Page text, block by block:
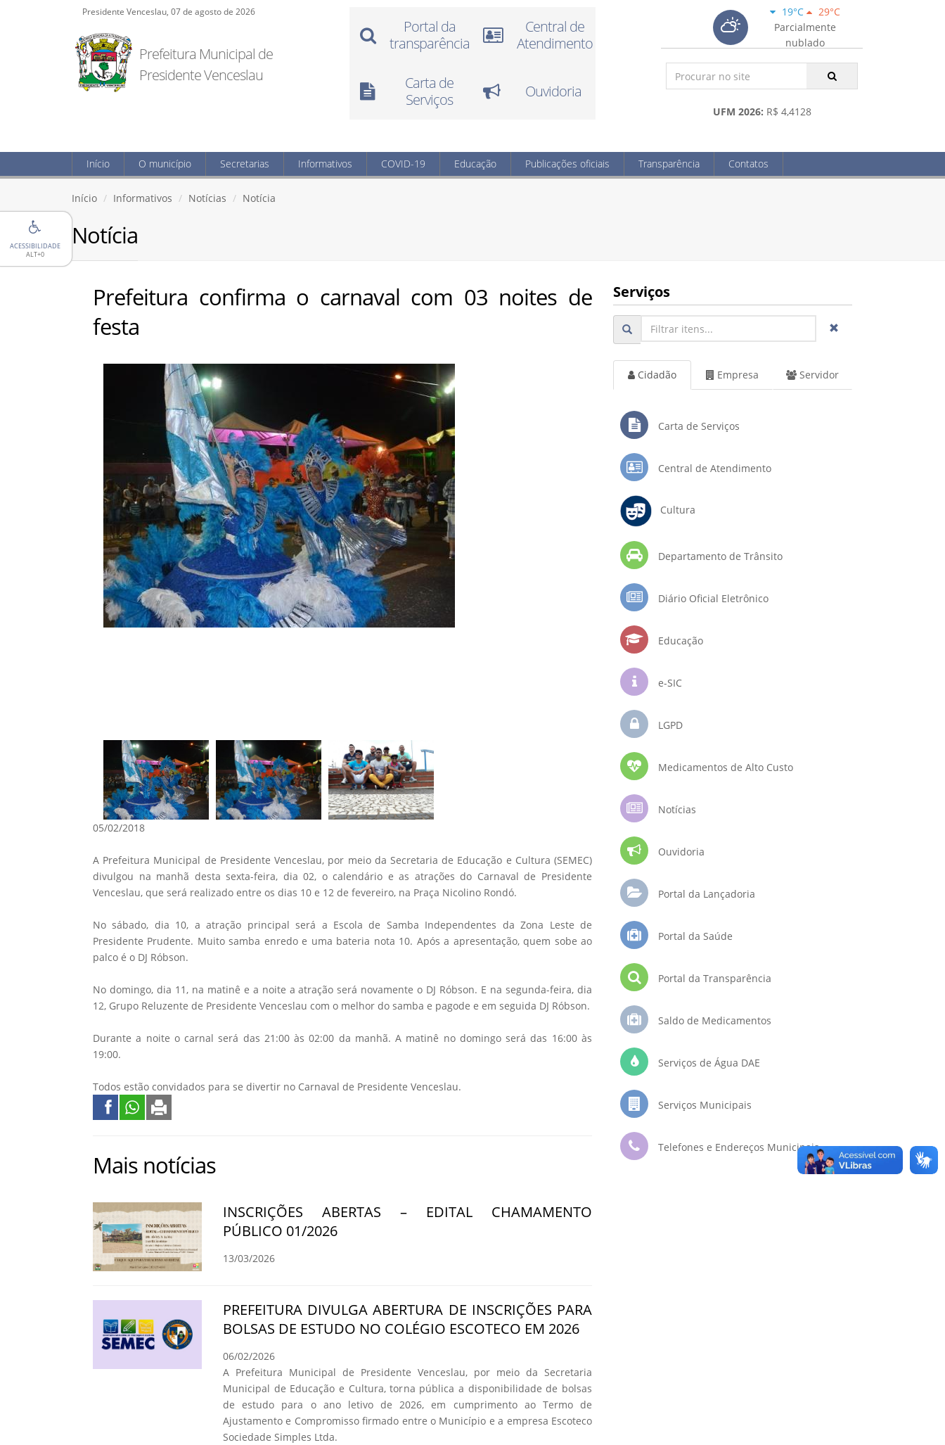
ACESSIBILIDADE
ALT+0
Presidente Venceslau, 07 de agosto de 2026
Prefeitura Municipal de
Presidente Venceslau
Portal da
transparência
Central de
Atendimento
Carta de
Serviços
Ouvidoria
19°C
29°C
Parcialmente
nublado
UFM 2026: R$ 4,4128
Início O município Secretarias Informativos COVID-19 Educação Publicações oficiais Transparência Contatos
Início Informativos Notícias Notícia
Notícia
Prefeitura confirma o carnaval com 03 noites de
festa
05/02/2018
A Prefeitura Municipal de Presidente Venceslau, por meio da Secretaria de Educação e Cultura (SEMEC)
divulgou na manhã desta sexta-feira, dia 02, o calendário e as atrações do Carnaval de Presidente
Venceslau, que será realizado entre os dias 10 e 12 de fevereiro, na Praça Nicolino Rondó.
No sábado, dia 10, a atração principal será a Escola de Samba Independentes da Zona Leste de
Presidente Prudente. Muito samba enredo e uma bateria nota 10. Após a apresentação, quem sobe ao
palco é o DJ Róbson.
No domingo, dia 11, na matinê e a noite a atração será novamente o DJ Róbson. E na segunda-feira, dia
12, Grupo Reluzente de Presidente Venceslau com o melhor do samba e pagode e em seguida DJ Róbson.
Durante a noite o carnal será das 21:00 às 02:00 da manhã. A matinê no domingo será das 16:00 às
19:00.
Todos estão convidados para se divertir no Carnaval de Presidente Venceslau.
Mais notícias
INSCRIÇÕES ABERTAS – EDITAL CHAMAMENTO
PÚBLICO 01/2026
13/03/2026
PREFEITURA DIVULGA ABERTURA DE INSCRIÇÕES PARA
BOLSAS DE ESTUDO NO COLÉGIO ESCOTECO EM 2026
06/02/2026
A Prefeitura Municipal de Presidente Venceslau, por meio da Secretaria
Municipal de Educação e Cultura, torna pública a disponibilidade de bolsas
de estudo para o ano letivo de 2026, em cumprimento ao Termo de
Ajustamento e Compromisso firmado entre o Município e a empresa Escoteco
Sociedade Simples Ltda.
Serviços
Cidadão Empresa Servidor
Carta de Serviços
Central de Atendimento
Cultura
Departamento de Trânsito
Diário Oficial Eletrônico
Educação
e-SIC
LGPD
Medicamentos de Alto Custo
Notícias
Ouvidoria
Portal da Lançadoria
Portal da Saúde
Portal da Transparência
Saldo de Medicamentos
Serviços de Água DAE
Serviços Municipais
Telefones e Endereços Municipais